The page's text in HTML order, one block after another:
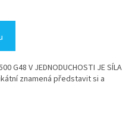
G48 V JEDNODUCHOSTI JE SÍLA
znamená představit si a